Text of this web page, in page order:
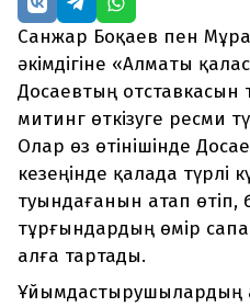
Санжар Боқаев пен
әкімдігіне «Алматы
Досаевтың отставкасын
митинг өткізуге ресми
Олар өз өтінішінде
кезеңінде қалада түрлі
туындағанын атап өтіп,
тұрғындардың өмір
алға тартады.
Ұйымдастырушылардың